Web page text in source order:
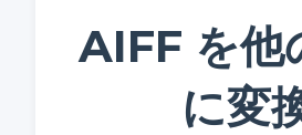
AIFF を他
に変